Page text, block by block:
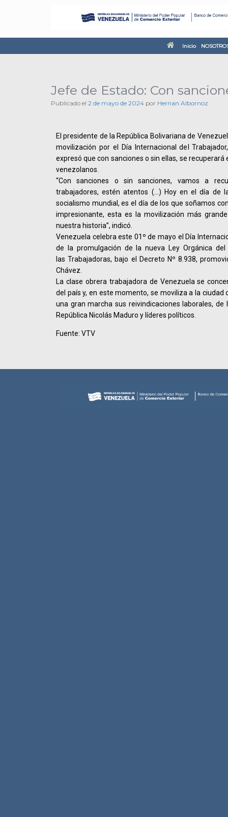
Inicio
Jefe de Estado: Con
Publicado el 2 de mayo de 2024 por Hernan Albornoz
El presidente de la República Bolivariana de
movilización por el Día Internacional del
expresó que con sanciones o sin ellas, se
venezolanos.
“Con sanciones o sin sanciones, vamos a
trabajadores, estén atentos (…) Hoy en el día de
socialismo mundial, es el día de los que soñamos
impresionante, esta es la movilización más
nuestra historia”, indicó.
Venezuela celebra este 01º de mayo el Día
de la promulgación de la nueva Ley Orgánica del
las Trabajadoras, bajo el Decreto Nº 8.938,
Chávez.
La clase obrera trabajadora de Venezuela se
del país y, en este momento, se moviliza a la ciudad
una gran marcha sus reivindicaciones laborales,
República Nicolás Maduro y líderes políticos.
Fuente: VTV